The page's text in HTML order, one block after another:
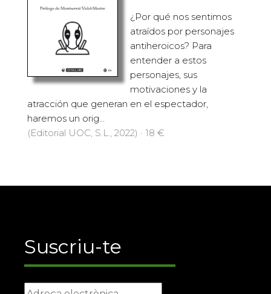
¿Por qué nos sentimos
atraídos por personajes
antiheroicos? Para
entender a estos
personajes, sus
motivaciones y la
atracción que generan en el espectador,
haremos un orig...
(Editorial UOC, S.L., 2022) · 18 €
Suscriu-te